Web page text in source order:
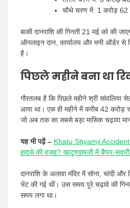
चौथे चरण में: 1 करोड़
बाकी दानराशि की गिनती 21 मई को की
ऑनलाइन दान, कार्यालय और मनी ऑर्डर से
है।
पिछले महीने बना था
गौरतलब है कि पिछले महीने श्री सांवलिया
आया था। एक ही महीने में करीब 42 करोड़
जो अब तक का सबसे बड़ा मासिक चढ़ावा
यह भी पढ़ें – Khatu Shyamji Accident
हादसे की वजह? खाटूश्यामजी में कैंपर-सवारी
दानराशि के अलावा मंदिर में सोना, चांदी और
भेंट की गई थीं। उस समय पूरे चढ़ावे की
समय लगा था।